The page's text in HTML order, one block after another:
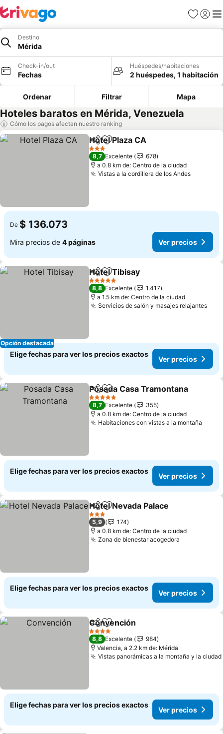
Favoritos
Iniciar
Destino
Mérida
Check-in/out
Fechas
Huéspedes/habitaciones
2 huéspedes, 1 habitación
Ordenar Filtrar Mapa
Hoteles baratos en Mérida, Venezuela
Cómo los pagos afectan nuestro ranking
CompartirAgregar a favoritos
Hotel Plaza CA
3 Estrellas
8,7 Excelente
678
a 0.8 km de: Centro de la ciudad
Vistas a la cordillera de los AndesVer
De $ 136.073
Mira precios de 4 páginas Ver precios
Opción destacada
CompartirAgregar a favoritos
Hotel Tibisay
5 Estrellas
8,8 Excelente
1.417
a 1.5 km de: Centro de la ciudad
Servicios de salón y masajes relajantesVer
Elige fechas para ver los precios exactos
Ver precios
CompartirAgregar a favoritos
Posada Casa Tramontana
5 Estrellas
8,7 Excelente
355
a 0.8 km de: Centro de la ciudad
Habitaciones con vistas a la montaña
Elige fechas para ver los precios exactos
Ver precios
CompartirAgregar a favoritos
Hotel Nevada Palace
3 Estrellas
5,9
174
a 0.8 km de: Centro de la ciudad
Zona de bienestar acogedora
Elige fechas para ver los precios exactos
Ver precios
CompartirAgregar a favoritos
Convención
4 Estrellas
8,8 Excelente
984
Valencia, a 2.2 km de: Mérida
Vistas panorámicas a la montaña y la ciudad
Elige fechas para ver los precios exactos
Ver precios